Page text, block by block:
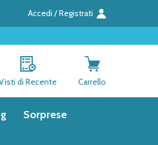
Accedi / Registrati
di Recente Carrello
Sorprese